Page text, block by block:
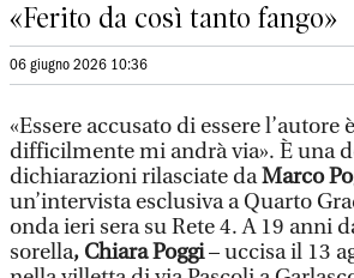
«Ferito da così tanto fango»
06 giugno 2026 10:36
«Essere accusato di essere l’autore
difficilmente mi andrà via». È una
dichiarazioni rilasciate daMarco
un’intervista esclusiva a Quarto
onda ieri sera su Rete 4. A 19 anni
sorella, Chiara Poggi– uccisa il 13